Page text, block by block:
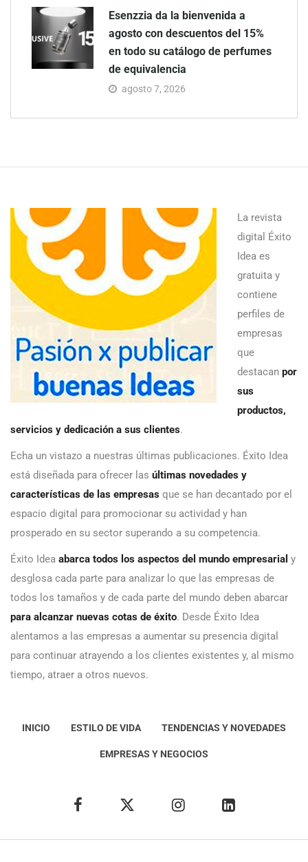
Esenzzia da la bienvenida a
agosto con descuentos del 15%
en todo su catálogo de perfumes
de equivalencia
agosto 7, 2026
La revista
digital Éxito
Idea es
gratuita y
contiene
perfiles de
empresas
que
destacan por
sus
productos,
servicios y dedicación a sus clientes.
Echa un vistazo a nuestras últimas publicaciones. Éxito Idea
está diseñada para ofrecer las últimas novedades y
características de las empresas que se han decantado por el
espacio digital para promocionar su actividad y han
prosperado en su sector superando a su competencia.
Éxito Idea abarca todos los aspectos del mundo empresarial y
desglosa cada parte para analizar lo que las empresas de
todos los tamaños y de cada parte del mundo deben abarcar
para alcanzar nuevas cotas de éxito. Desde Éxito Idea
alentamos a las empresas a aumentar su presencia digital
para continuar atrayendo a los clientes existentes y, al mismo
tiempo, atraer a otros nuevos.
INICIO ESTILO DE VIDA TENDENCIAS Y NOVEDADES
EMPRESAS Y NEGOCIOS